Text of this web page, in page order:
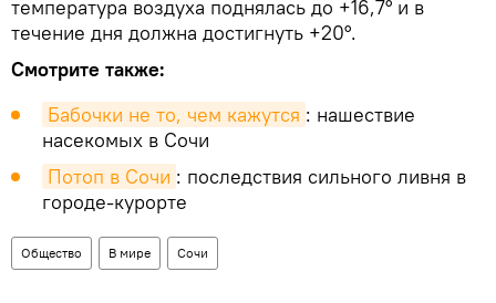
температура воздуха поднялась до +16,7° и в
течение дня должна достигнуть +20°.
Смотрите также:
Бабочки не то, чем кажутся : нашествие
насекомых в Сочи
Потоп в Сочи : последствия сильного ливня в
городе-курорте
Общество В мире Сочи